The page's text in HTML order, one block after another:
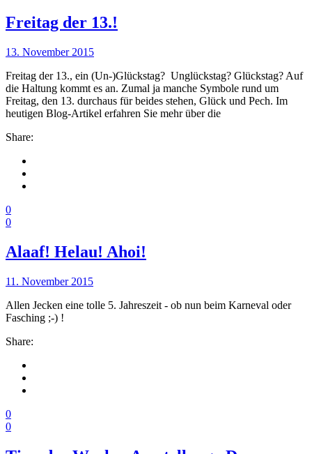
Freitag der 13.!
13. November 2015
Freitag der 13., ein (Un-)Glückstag? Unglückstag? Glückstag? Auf
die Haltung kommt es an. Zumal ja manche Symbole rund um
Freitag, den 13. durchaus für beides stehen, Glück und Pech. Im
heutigen Blog-Artikel erfahren Sie mehr über die
Share:
0
0
Alaaf! Helau! Ahoi!
11. November 2015
Allen Jecken eine tolle 5. Jahreszeit - ob nun beim Karneval oder
Fasching ;-) !
Share:
0
0